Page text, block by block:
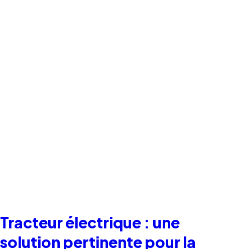
Tracteur électrique : une
solution pertinente pour la